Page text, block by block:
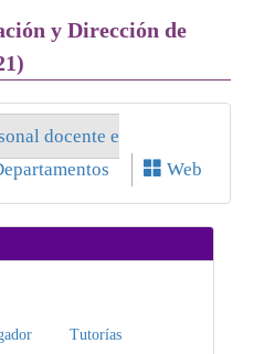
y Dirección de
docente e
Web
Tutorías